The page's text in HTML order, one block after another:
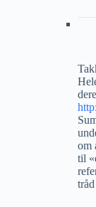
om
til